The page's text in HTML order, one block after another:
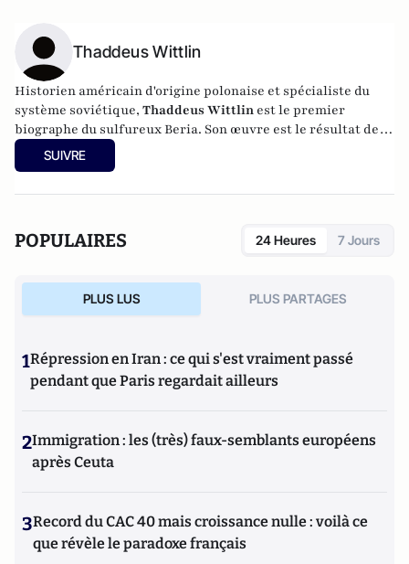
Thaddeus Wittlin
Historien américain d'origine polonaise et spécialiste du
système soviétique, Thaddeus Wittlin est le premier
biographe du sulfureux Beria. Son œuvre est le résultat de
plus de six années de recherche de part et d’autre du rideau
de fer.
SUIVRE
POPULAIRES 24 Heures 7 Jours
PLUS LUS PLUS PARTAGES
1Répression en Iran : ce qui s'est vraiment passé
pendant que Paris regardait ailleurs
2Immigration : les (très) faux-semblants européens
après Ceuta
3Record du CAC 40 mais croissance nulle : voilà ce
que révèle le paradoxe français